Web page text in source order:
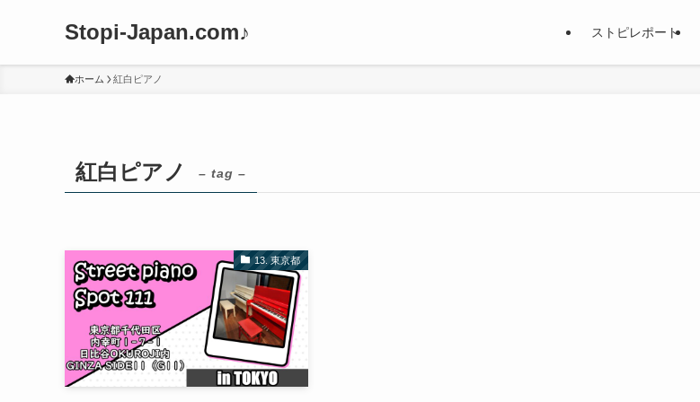
Stopi-Japan.com♪ ストピレポート
ホーム 紅白ピアノ
紅白ピアノ – tag –
13. 東京都